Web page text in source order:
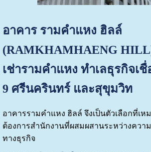
อาคาร รามคำแหง ฮิลล์
(RAMKHAMHAENG
เช่ารามคำแหง ทำเลธุรกิจเ
9 ศรีนครินทร์ และสุขุมวิท
อาคารรามคำแหง ฮิลล์ จึงเป็นตัวเลือกที่เ
ต้องการสำนักงานที่ผสมผสานระหว่างคว
ทางธุรกิจ